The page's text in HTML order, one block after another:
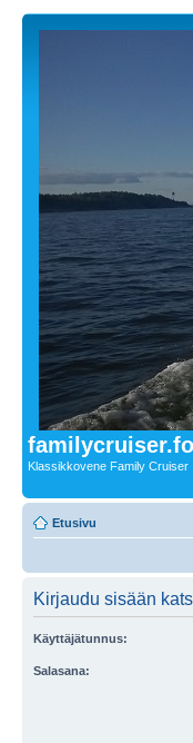
Klassikkovene Family Cruiser
Etusivu
Kirjaudu sisään
Käyttäjätunnus:
Salasana: